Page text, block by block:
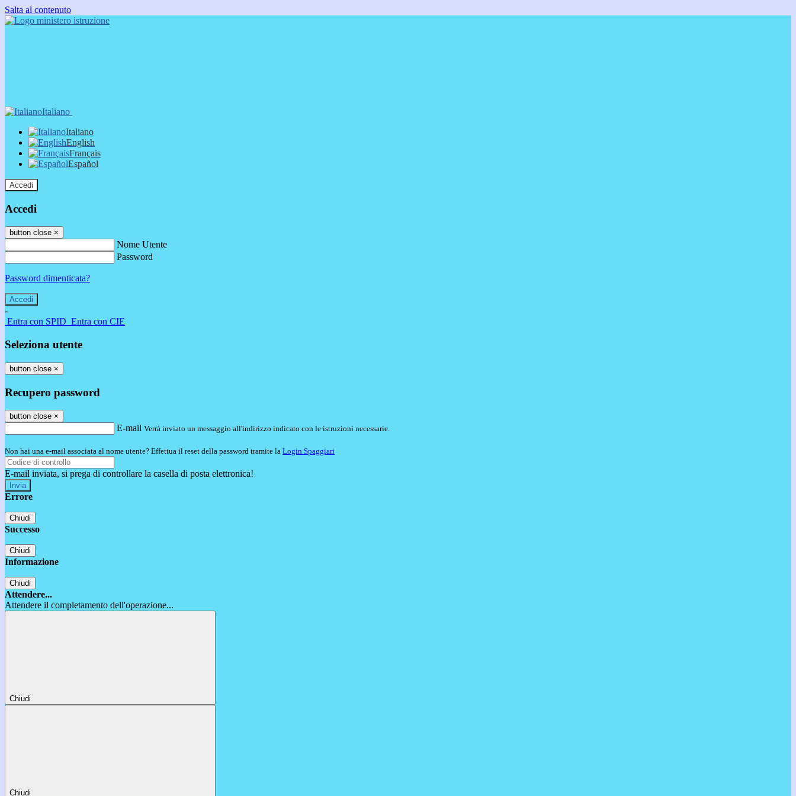
Salta al contenuto
Italiano
Italiano
English
Français
Español
Accedi
Accedi
button close ×
Nome Utente
Password
Password dimenticata?
-
Entra con SPID Entra con CIE
Seleziona utente
button close ×
Recupero password
button close ×
E-mail Verrà inviato un messaggio all'indirizzo indicato con le istruzioni necessarie.
Non hai una e-mail associata al nome utente? Effettua il reset della password tramite la Login Spaggiari
E-mail inviata, si prega di controllare la casella di posta elettronica!
Errore
Chiudi
Successo
Chiudi
Informazione
Chiudi
Attendere...
Attendere il completamento dell'operazione...
Chiudi
Chiudi